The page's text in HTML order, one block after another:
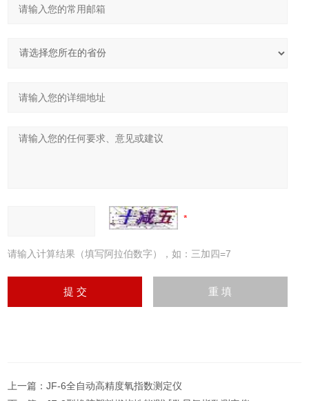
请输入计算结果（填写阿拉伯数字），如：三加四=7
上一篇：JF-6全自动高精度氧指数测定仪